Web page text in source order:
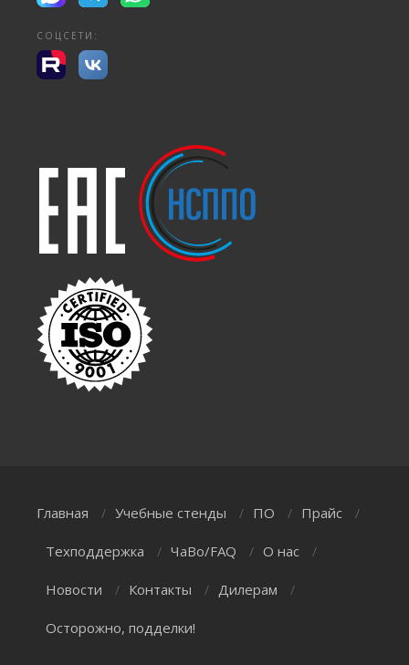
СОЦСЕТИ:
Главная / Учебные стенды / ПО / Прайс /
Техподдержка / ЧаВо/FAQ / О нас /
Новости / Контакты / Дилерам /
Осторожно, подделки!